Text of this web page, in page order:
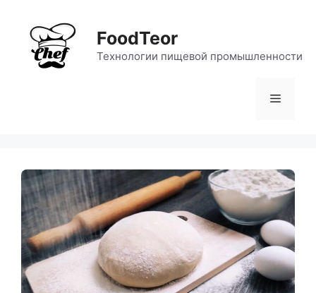
содержимому
FoodTeor
Технологии пищевой промышленности
Меню